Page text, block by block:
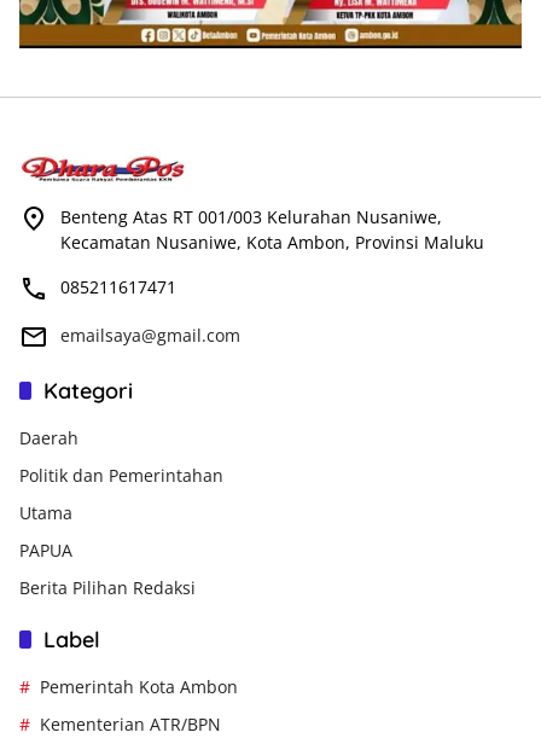
Benteng Atas RT 001/003 Kelurahan Nusaniwe,
Kecamatan Nusaniwe, Kota Ambon, Provinsi Maluku
085211617471
emailsaya@gmail.com
Kategori
Daerah
Politik dan Pemerintahan
Utama
PAPUA
Berita Pilihan Redaksi
Label
Pemerintah Kota Ambon
Kementerian ATR/BPN